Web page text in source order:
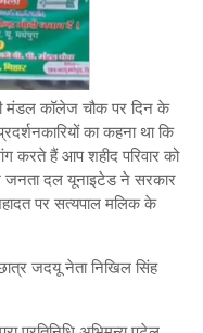
मंडल कॉलेज चौक पर दिन के
का कहना था कि
करते हैं आप शहीद परिवार को
जनता दल यूनाइटेड ने सरकार
पर सत्यपाल मलिक के
जदयू नेता निखिल सिंह